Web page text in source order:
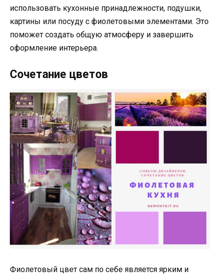
использовать кухонные принадлежности, подушки,
картины или посуду с фиолетовыми элементами. Это
поможет создать общую атмосферу и завершить
оформление интерьера.
Сочетание цветов
Фиолетовый цвет сам по себе является ярким и